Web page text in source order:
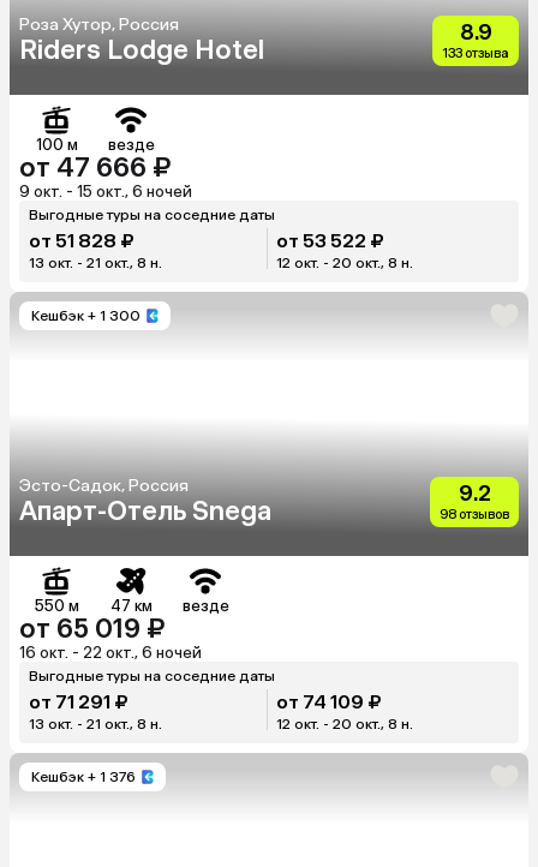
Роза Хутор, Россия
Riders Lodge Hotel
8.9
133 отзыва
100 м везде
от 47 666 ₽
9 окт. - 15 окт., 6 ночей
Выгодные туры на соседние даты
от 51 828 ₽
13 окт. - 21 окт., 8 н.
от 53 522 ₽
12 окт. - 20 окт., 8 н.
Кешбэк + 1 300
Эсто-Садок, Россия
Апарт-Отель Snega
9.2
98 отзывов
550 м 47 км везде
от 65 019 ₽
16 окт. - 22 окт., 6 ночей
Выгодные туры на соседние даты
от 71 291 ₽
13 окт. - 21 окт., 8 н.
от 74 109 ₽
12 окт. - 20 окт., 8 н.
Кешбэк + 1 376